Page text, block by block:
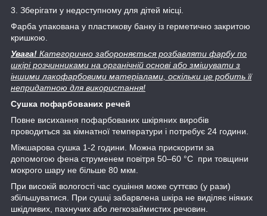
3. Зберігати у недоступному для дітей місці.
Фарба упакована у пластикову банку із герметично закритою
кришкою.
Увага! Категорично забороняється розбавляти фарбу по
шкірі розчинниками на органічній основі або змішувати з
іншими лакофарбовими матеріалами, оскільки це робить її
непридатною для використання!
Сушка пофарбованих речей
Повне висихання пофарбованих шкіряних виробів
проводиться за кімнатної температури і потребує 24 години.
Міжшарова сушка 1-2 години. Можна прискорити за
допомогою фена струменем повітря 50–60 °С при товщини
мокрого шару не більше 80 мкм.
При високій вологості час сушіння може суттєво (у рази)
збільшуватися. При сушці забарвлена шкіра не виділяє ніяких
шкідливих, пахнучих або легкозаймистих речовин.